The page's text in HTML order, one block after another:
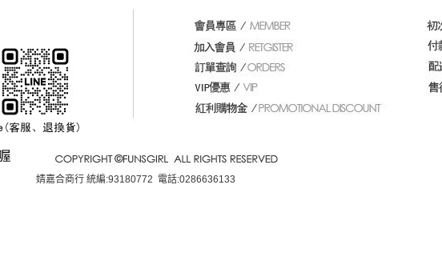
婧嘉合商行 統編:93180772 電話:0286636133